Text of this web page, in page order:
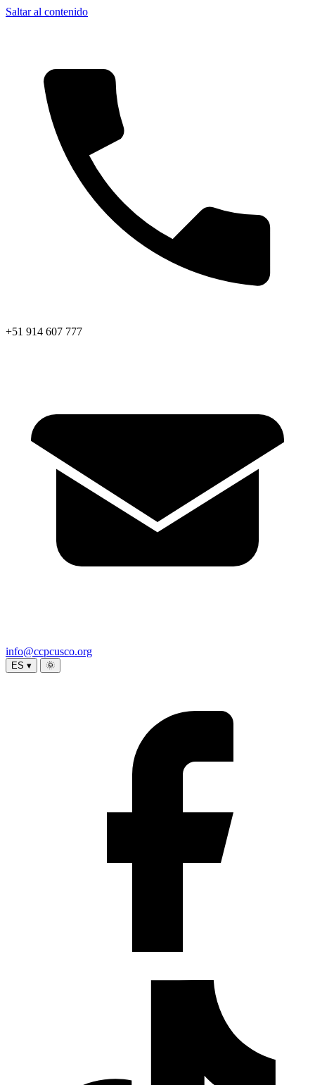
Saltar al contenido
+51 914 607 777
info@ccpcusco.org
ES ▾ 🌞